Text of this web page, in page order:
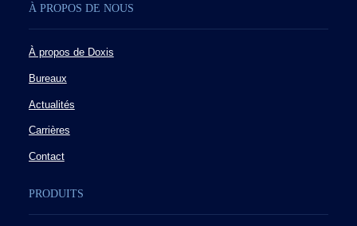
À PROPOS DE NOUS
À propos de Doxis
Bureaux
Actualités
Carrières
Contact
PRODUITS